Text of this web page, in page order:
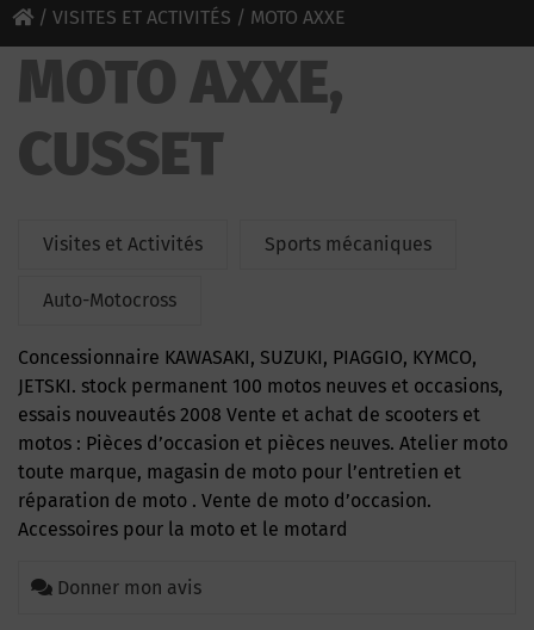
/ VISITES ET ACTIVITÉS / MOTO AXXE
MOTO AXXE,
CUSSET
Visites et Activités Sports mécaniques
Auto-Motocross
Concessionnaire KAWASAKI, SUZUKI, PIAGGIO, KYMCO,
JETSKI. stock permanent 100 motos neuves et occasions,
essais nouveautés 2008 Vente et achat de scooters et
motos : Pièces d’occasion et pièces neuves. Atelier moto
toute marque, magasin de moto pour l’entretien et
réparation de moto . Vente de moto d’occasion.
Accessoires pour la moto et le motard
Donner mon avis